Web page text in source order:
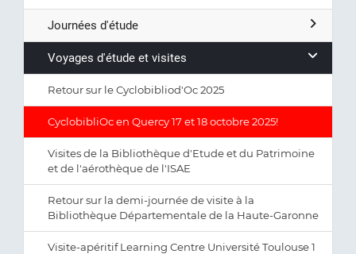
Journées d'étude
Voyages d'étude et visites
Retour sur le Cyclobibliod'Oc 2025
CyclobibliOc en Quercy 17 et 18 octobre 2025!
Visites de la Bibliothèque d'Etude et du Patrimoine
et de l'aérothèque de l'ISAE
Retour sur la demi-journée de visite à la
Bibliothèque Départementale de la Haute-Garonne
Visite-apéritif Learning Centre Université Toulouse 1